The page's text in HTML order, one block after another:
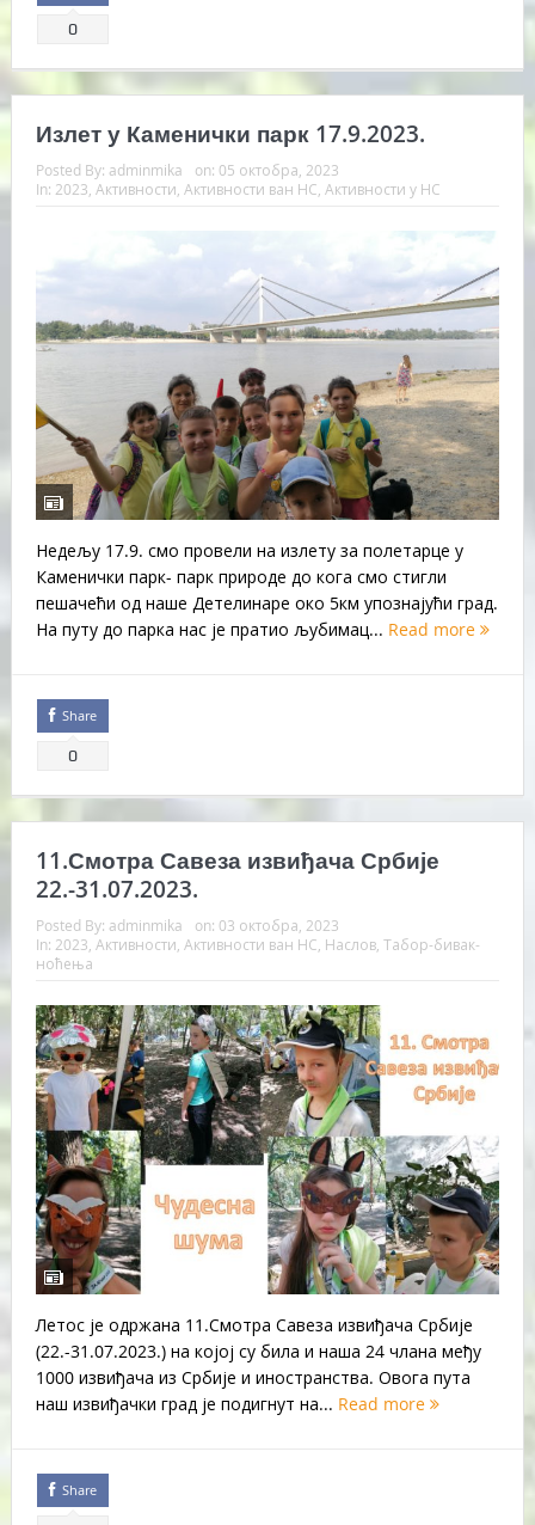
0
Излет у Каменички парк 17.9.2023.
Posted By: adminmika on: 05 октобра, 2023
In: 2023 Активности Активности ван НС Активности у НС
Недељу 17.9. смо провели на излету за полетарце у
Каменички парк- парк природе до кога смо стигли
пешачећи од наше Детелинаре око 5км упознајући град.
На путу до парка нас је пратио љубимац... Read more
Share
0
11.Смотра Савеза извиђача Србије
22.-31.07.2023.
Posted By: adminmika on: 03 октобра, 2023
In: 2023 Активности Активности ван НС Наслов, Табор-бивак-
ноћења
Летос је одржана 11.Смотра Савеза извиђача Србије
(22.-31.07.2023.) на којој су била и наша 24 члана међу
1000 извиђача из Србије и иностранства. Овога пута
наш извиђачки град је подигнут на... Read more
Share